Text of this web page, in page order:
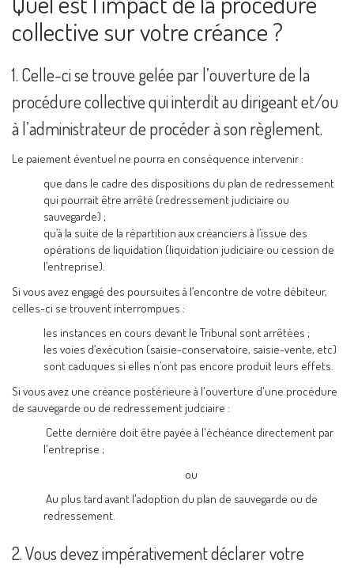
collective sur votre créance ?
1. Celle-ci se trouve gelée par l’ouverture de la
procédure collective qui interdit au dirigeant et/ou
à l’administrateur de procéder à son règlement.
Le paiement éventuel ne pourra en conséquence intervenir :
que dans le cadre des dispositions du plan de redressement
qui pourrait être arrêté (redressement judiciaire ou
sauvegarde) ;
qu’à la suite de la répartition aux créanciers à l’issue des
opérations de liquidation (liquidation judiciaire ou cession de
l’entreprise).
Si vous avez engagé des poursuites à l’encontre de votre débiteur,
celles-ci se trouvent interrompues :
les instances en cours devant le Tribunal sont arrêtées ;
les voies d’exécution (saisie-conservatoire, saisie-vente, etc)
sont caduques si elles n’ont pas encore produit leurs effets.
Si vous avez une créance postérieure à l'ouverture d'une procédure
de sauvegarde ou de redressement judciaire :
Cette dernière doit être payée à l'échéance directement par
l'entreprise ;
ou
Au plus tard avant l'adoption du plan de sauvegarde ou de
redressement.
2. Vous devez impérativement déclarer votre